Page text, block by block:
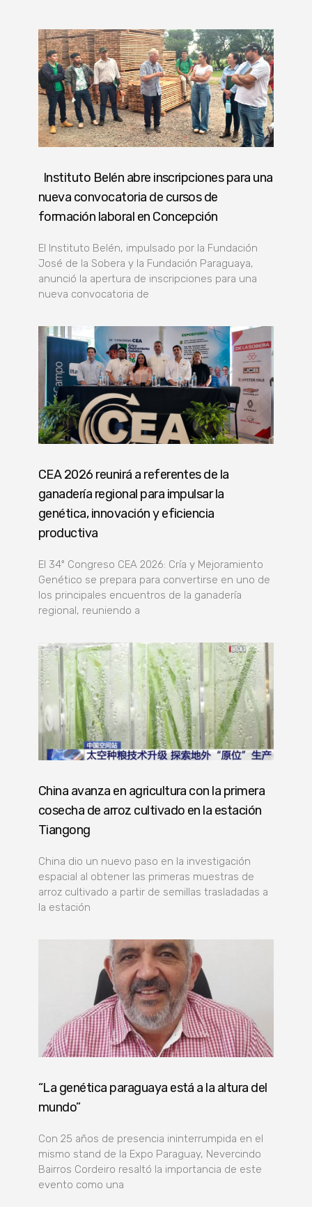
Instituto Belén abre inscripciones para una
nueva convocatoria de cursos de
formación laboral en Concepción
El Instituto Belén, impulsado por la Fundación
José de la Sobera y la Fundación Paraguaya,
anunció la apertura de inscripciones para una
nueva convocatoria de
CEA 2026 reunirá a referentes de la
ganadería regional para impulsar la
genética, innovación y eficiencia
productiva
El 34º Congreso CEA 2026: Cría y Mejoramiento
Genético se prepara para convertirse en uno de
los principales encuentros de la ganadería
regional, reuniendo a
China avanza en agricultura con la primera
cosecha de arroz cultivado en la estación
Tiangong
China dio un nuevo paso en la investigación
espacial al obtener las primeras muestras de
arroz cultivado a partir de semillas trasladadas a
la estación
“La genética paraguaya está a la altura del
mundo”
Con 25 años de presencia ininterrumpida en el
mismo stand de la Expo Paraguay, Nevercindo
Bairros Cordeiro resaltó la importancia de este
evento como una